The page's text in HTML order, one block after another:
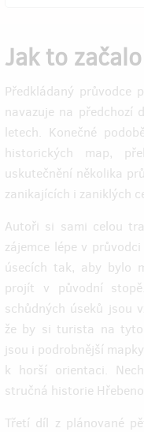
Jak to začalo
Předkládaný průvodce
navazuje na předchozí
letech. Konečné
historických map,
uskutečnění několika
zanikajících i zaniklých
Autoři si sami celou
zájemce lépe v
úsecích tak, aby bylo
projít v původní
schůdných úseků jsou
že by si turista na tyto
jsou i podrobnější mapky
k horší orientaci.
stručná historie
Třetí díl z plánované